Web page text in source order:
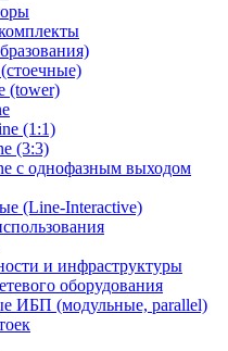
(tower)
(1:1)
(3:3)
с однофазным выходом
(Line-Interactive)
и инфраструктуры
оборудования
ИБП (модульные, parallel)